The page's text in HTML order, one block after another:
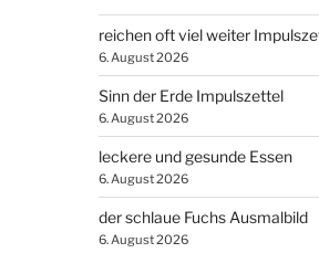
reichen oft viel weiter
6. August 2026
Sinn der Erde Impulszettel
6. August 2026
leckere und gesunde Essen
6. August 2026
der schlaue Fuchs Ausmalbild
6. August 2026